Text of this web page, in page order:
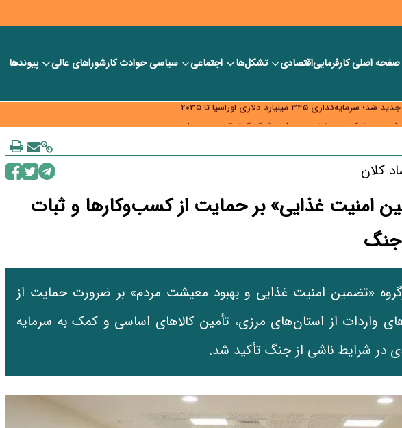
صفحه اصلیکارفرماییاقتصادی تشکل‌ها اجتماعی سیاسیحوادث کارشورا‎های عالی پیوندها
نباشند؛ خرید دینار در بانک‌ها و صرافی‌ها
۳۴۵ میلیارد دلاری اوراسیا تا ۲۰۳۵
مصرف‌کننده بیشتر می‌پردازد، شبکه کمتر توسعه می‌یابد
بدون خلق نقدینگی؛ نقش جدید سیاست‌های مالیاتی در حمایت از تولید
کلان
امنیت غذایی» بر حمایت از کسب‌وکارها و ثبات
جنگ
«تضمین امنیت غذایی و بهبود معیشت مردم» بر ضرورت حمایت از
واردات از استان‌های مرزی، تأمین کالاهای اساسی و کمک به سرمایه
در شرایط ناشی از جنگ تأکید شد.